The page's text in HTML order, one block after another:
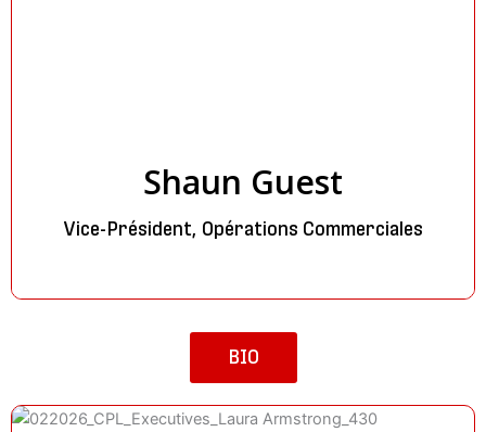
Shaun Guest
Vice-Président, Opérations Commerciales
BIO